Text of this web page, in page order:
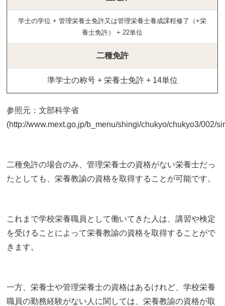
学士の学位 + 管理栄養士免許又は管理栄養士養成課程修了（+栄
養士免許） + 22単位
二種免許
準学士の称号 + 栄養士免許 + 14単位
参照元：文部科学省
(http://www.mext.go.jp/b_menu/shingi/chukyo/chukyo3/002/
二種免許の場合のみ、管理栄養士の資格がない栄養士だっ
たとしても、栄養教諭の資格を取得することが可能です。
これまで学校栄養職員として働いてきた人は、講習や検定
を受けることによって栄養教諭の資格を取得することがで
きます。
一方、栄養士や管理栄養士の資格はあるけれど、学校栄養
職員の勤務経験がない人に関しては、栄養教諭の資格が取